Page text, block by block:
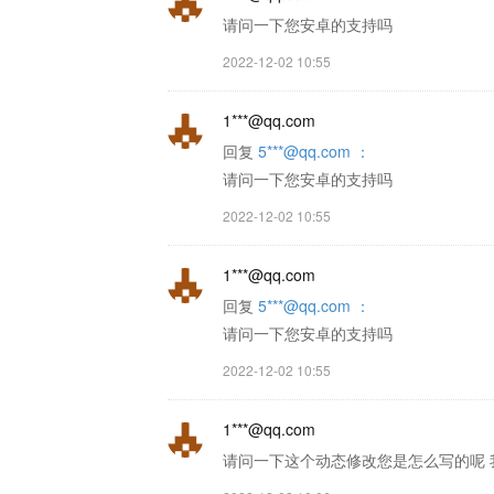
请问一下您安卓的支持吗
2022-12-02 10:55
1***@qq.com
回复 5***@qq.com ：
请问一下您安卓的支持吗
2022-12-02 10:55
1***@qq.com
回复 5***@qq.com ：
请问一下您安卓的支持吗
2022-12-02 10:55
1***@qq.com
请问一下这个动态修改您是怎么写的呢